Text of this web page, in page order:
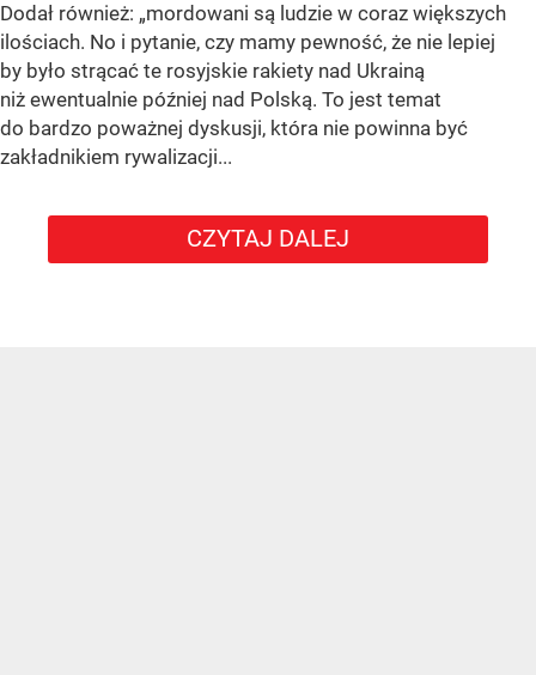
Dodał również: „mordowani są ludzie w coraz większych
ilościach. No i pytanie, czy mamy pewność, że nie lepiej
by było strącać te rosyjskie rakiety nad Ukrainą
niż ewentualnie później nad Polską. To jest temat
do bardzo poważnej dyskusji, która nie powinna być
zakładnikiem rywalizacji...
CZYTAJ DALEJ